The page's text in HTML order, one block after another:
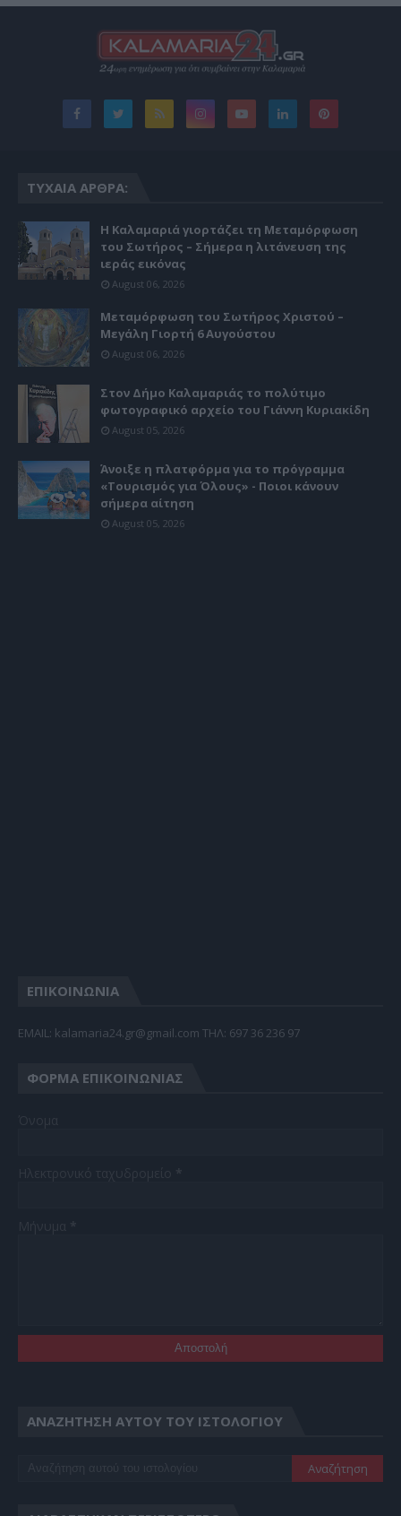
ΤΥΧΑΊΑ ΆΡΘΡΑ:
Η Καλαμαριά γιορτάζει τη Μεταμόρφωση
του Σωτήρος – Σήμερα η λιτάνευση της
ιεράς εικόνας
August 06, 2026
Μεταμόρφωση του Σωτήρος Χριστού –
Μεγάλη Γιορτή 6 Αυγούστου
August 06, 2026
Στον Δήμο Καλαμαριάς το πολύτιμο
φωτογραφικό αρχείο του Γιάννη Κυριακίδη
August 05, 2026
Άνοιξε η πλατφόρμα για το πρόγραμμα
«Τουρισμός για Όλους» - Ποιοι κάνουν
σήμερα αίτηση
August 05, 2026
ΕΠΙΚΟΙΝΩΝΙΑ
EMAIL: kalamaria24.gr@gmail.com TΗΛ: 697 36 236 97
ΦΌΡΜΑ ΕΠΙΚΟΙΝΩΝΊΑΣ
ΑΝΑΖΉΤΗΣΗ ΑΥΤΟΎ ΤΟΥ ΙΣΤΟΛΟΓΊΟΥ